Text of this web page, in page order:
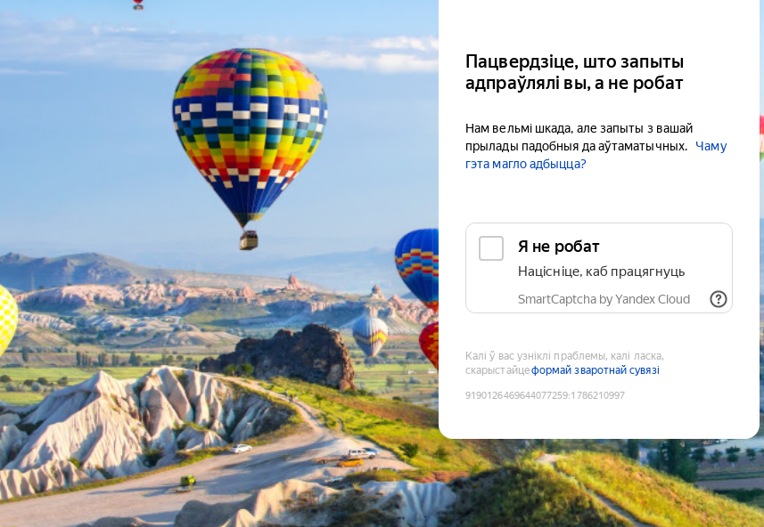
Пацвердзіце, што запыты
адпраўлялі вы, а не робат
Нам вельмі шкада, але запыты з вашай
прылады падобныя да аўтаматычных.
Чаму
гэта магло адбыцца?
Я не робат
Націсніце, каб працягнуць
SmartCaptcha by Yandex Cloud
Калі ў вас узніклі праблемы, калі ласка,
скарыстайцеформай зваротнай сувязі
9190126469644077259:1786210997